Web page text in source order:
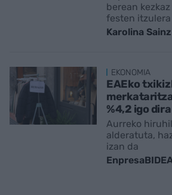
berean
festen itzulera
Karolina
EKONOMIA
EAEko
%4,2 igo
Aurreko
alderatuta,
izan da